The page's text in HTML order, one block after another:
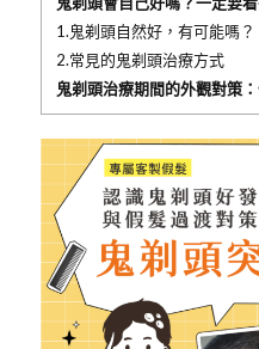
1.鬼剃頭自然好，有可能嗎？
2.常見的鬼剃頭治療方式
鬼剃頭治療期間的外觀對策